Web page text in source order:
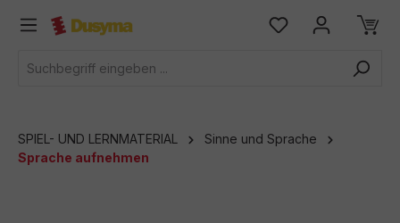
springen
SPIEL- UND LERNMATERIAL
Sinne und Sprache
Sprache aufnehmen